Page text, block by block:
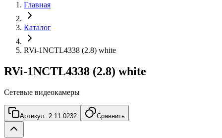
Главная
Каталог
RVi-1NCTL4338 (2.8) white
RVi-1NCTL4338 (2.8) white
Сетевые видеокамеры
Артикул: 2.11.0232 Сравнить